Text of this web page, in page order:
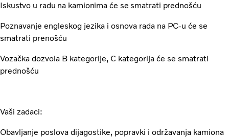
Iskustvo u radu na kamionima će se smatrati prednošću
Poznavanje engleskog jezika i osnova rada na PC-u će se
smatrati prenošću
Vozačka dozvola B kategorije, C kategorija će se smatrati
prednošću
Vaši zadaci:
Obavljanje poslova dijagostike, popravki i održavanja kamiona